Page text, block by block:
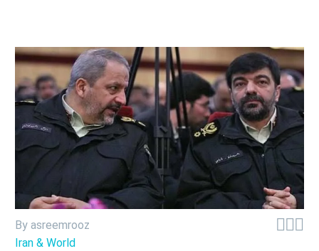

By asreemrooz
Iran & World